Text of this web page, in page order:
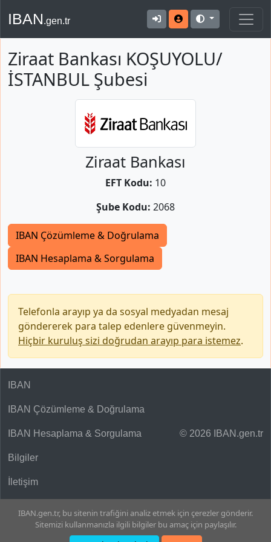
IBAN.gen.tr
Ziraat Bankası KOŞUYOLU/
İSTANBUL Şubesi
Ziraat Bankası
EFT Kodu: 10
Şube Kodu: 2068
IBAN Çözümleme & Doğrulama
IBAN Hesaplama & Sorgulama
Telefonla arayıp ya da sosyal medyadan mesaj
göndererek para talep edenlere güvenmeyin.
Hiçbir kuruluş sizi doğrudan arayıp para istemez.
© 2026 IBAN.gen.tr
IBAN
IBAN Çözümleme & Doğrulama
IBAN Hesaplama & Sorgulama
Bilgiler
İletişim
IBAN.gen.tr, bu sitenin trafiğini analiz etmek için çerezler gönderir.
Sitemizi kullanmanızla ilgili bilgiler bu amaç için paylaşılır.